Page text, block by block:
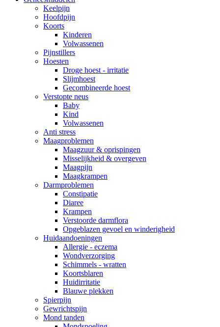
Keelpijn
Hoofdpijn
Koorts
Kinderen
Volwassenen
Pijnstillers
Hoesten
Droge hoest - irritatie
Slijmhoest
Gecombineerde hoest
Verstopte neus
Baby
Kind
Volwassenen
Anti stress
Maagproblemen
Maagzuur & oprispingen
Misselijkheid & overgeven
Maagpijn
Maagkrampen
Darmproblemen
Constipatie
Diaree
Krampen
Verstoorde darmflora
Opgeblazen gevoel en winderigheid
Huidaandoeningen
Allergie - eczema
Wondverzorging
Schimmels - wratten
Koortsblaren
Huidirritatie
Blauwe plekken
Spierpijn
Gewrichtspijn
Mond tanden